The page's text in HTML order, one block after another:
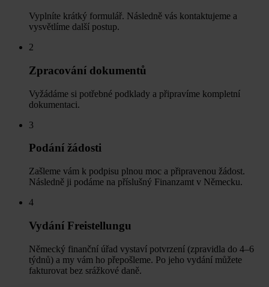
Vyplníte krátký formulář. Následně vás kontaktujeme a
vysvětlíme další postup.
2
Zpracování dokumentů
Vyžádáme si potřebné podklady a připravíme kompletní
dokumentaci.
3
Podání žádosti
Zašleme vám k podpisu plnou moc a připravenou žádost.
Následně ji podáme na příslušný Finanzamt v Německu.
4
Vydání Freistellungu
Německý finanční úřad vystaví potvrzení (zpravidla do 4–6
týdnů) a my vám ho přepošleme. Po jeho vydání můžete
fakturovat bez srážkové daně.